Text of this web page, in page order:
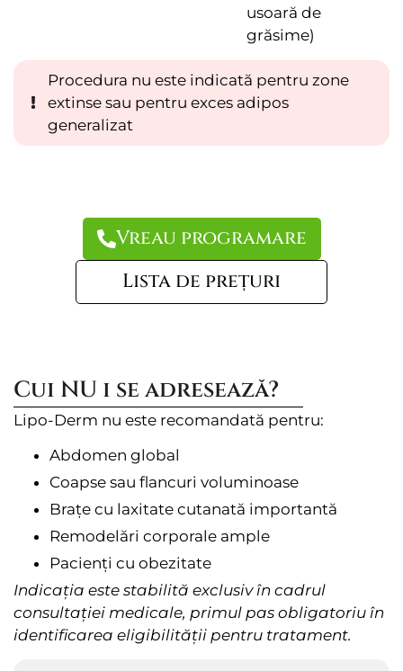
usoară de
grăsime)
Procedura nu este indicată pentru zone
extinse sau pentru exces adipos
generalizat
Vreau programare
Lista de prețuri
Cui NU i se adresează?
Lipo-Derm nu este recomandată pentru:
Abdomen global
Coapse sau flancuri voluminoase
Brațe cu laxitate cutanată importantă
Remodelări corporale ample
Pacienți cu obezitate
Indicația este stabilită exclusiv în cadrul
consultației medicale, primul pas obligatoriu în
identificarea eligibilității pentru tratament.